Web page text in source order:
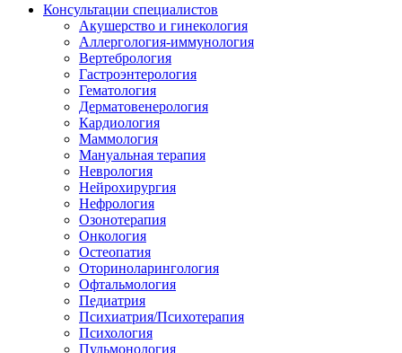
Консультации специалистов
Акушерство и гинекология
Аллергология-иммунология
Вертебрология
Гастроэнтерология
Гематология
Дерматовенерология
Кардиология
Маммология
Мануальная терапия
Неврология
Нейрохирургия
Нефрология
Озонотерапия
Онкология
Остеопатия
Оториноларингология
Офтальмология
Педиатрия
Психиатрия/Психотерапия
Психология
Пульмонология